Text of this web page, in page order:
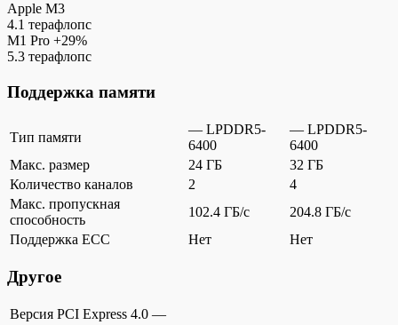
Apple M3
4.1 терафлопс
M1 Pro +29%
5.3 терафлопс
Поддержка памяти
Тип памяти
— LPDDR5-
6400
— LPDDR5-
6400
Макс. размер
24 ГБ
32 ГБ
Количество каналов
2
4
Макс. пропускная
способность
102.4 ГБ/c
204.8 ГБ/c
Поддержка ECC
Нет Нет
Другое
Версия PCI Express 4.0 —